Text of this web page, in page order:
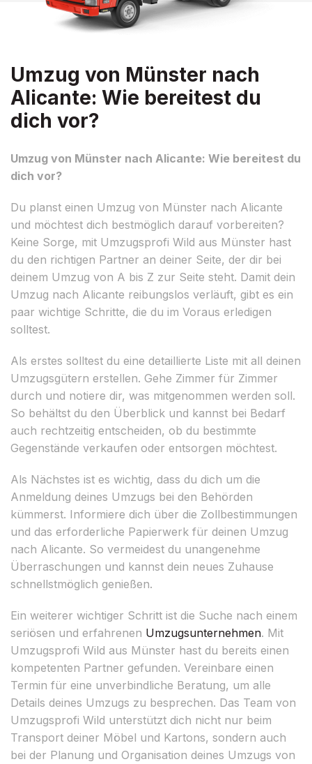
Umzug von Münster nach
Alicante: Wie bereitest du
dich vor?
Umzug von Münster nach Alicante: Wie bereitest du
dich vor?
Du planst einen Umzug von Münster nach Alicante
und möchtest dich bestmöglich darauf vorbereiten?
Keine Sorge, mit Umzugsprofi Wild aus Münster hast
du den richtigen Partner an deiner Seite, der dir bei
deinem Umzug von A bis Z zur Seite steht. Damit dein
Umzug nach Alicante reibungslos verläuft, gibt es ein
paar wichtige Schritte, die du im Voraus erledigen
solltest.
Als erstes solltest du eine detaillierte Liste mit all deinen
Umzugsgütern erstellen. Gehe Zimmer für Zimmer
durch und notiere dir, was mitgenommen werden soll.
So behältst du den Überblick und kannst bei Bedarf
auch rechtzeitig entscheiden, ob du bestimmte
Gegenstände verkaufen oder entsorgen möchtest.
Als Nächstes ist es wichtig, dass du dich um die
Anmeldung deines Umzugs bei den Behörden
kümmerst. Informiere dich über die Zollbestimmungen
und das erforderliche Papierwerk für deinen Umzug
nach Alicante. So vermeidest du unangenehme
Überraschungen und kannst dein neues Zuhause
schnellstmöglich genießen.
Ein weiterer wichtiger Schritt ist die Suche nach einem
seriösen und erfahrenen Umzugsunternehmen. Mit
Umzugsprofi Wild aus Münster hast du bereits einen
kompetenten Partner gefunden. Vereinbare einen
Termin für eine unverbindliche Beratung, um alle
Details deines Umzugs zu besprechen. Das Team von
Umzugsprofi Wild unterstützt dich nicht nur beim
Transport deiner Möbel und Kartons, sondern auch
bei der Planung und Organisation deines Umzugs von